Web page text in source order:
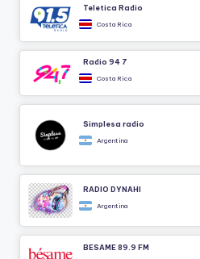
Teletica Radio
Costa Rica
Radio 94 7
Costa Rica
Simplesa radio
Argentina
RADIO DYNAHI
Argentina
BÉSAME 89.9 FM